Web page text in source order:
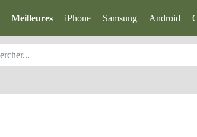
Meilleures iPhone Samsung Android